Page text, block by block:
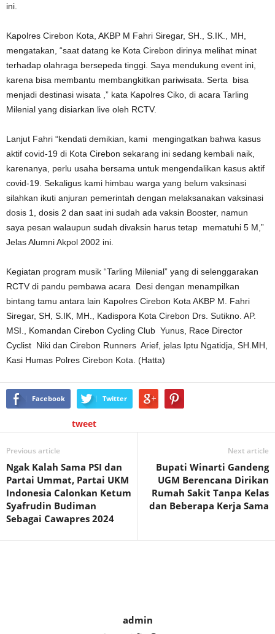
ini.
Kapolres Cirebon Kota, AKBP M Fahri Siregar, SH., S.IK., MH,
mengatakan, “saat datang ke Kota Cirebon dirinya melihat minat
terhadap olahraga bersepeda tinggi. Saya mendukung event ini,
karena bisa membantu membangkitkan pariwisata. Serta bisa
menjadi destinasi wisata ,” kata Kapolres Ciko, di acara Tarling
Milenial yang disiarkan live oleh RCTV.
Lanjut Fahri “kendati demikian, kami mengingatkan bahwa kasus
aktif covid-19 di Kota Cirebon sekarang ini sedang kembali naik,
karenanya, perlu usaha bersama untuk mengendalikan kasus aktif
covid-19. Sekaligus kami himbau warga yang belum vaksinasi
silahkan ikuti anjuran pemerintah dengan melaksanakan vaksinasi
dosis 1, dosis 2 dan saat ini sudah ada vaksin Booster, namun
saya pesan walaupun sudah divaksin harus tetap mematuhi 5 M,”
Jelas Alumni Akpol 2002 ini.
Kegiatan program musik “Tarling Milenial” yang di selenggarakan
RCTV di pandu pembawa acara Desi dengan menampilkan
bintang tamu antara lain Kapolres Cirebon Kota AKBP M. Fahri
Siregar, SH, S.IK, MH., Kadispora Kota Cirebon Drs. Sutikno. AP.
MSI., Komandan Cirebon Cycling Club Yunus, Race Director
Cyclist Niki dan Cirebon Runners Arief, jelas Iptu Ngatidja, SH.MH,
Kasi Humas Polres Cirebon Kota. (Hatta)
Facebook Twitter
tweet
Previous article
Ngak Kalah Sama PSI dan
Partai Ummat, Partai UKM
Indonesia Calonkan Ketum
Syafrudin Budiman
Sebagai Cawapres 2024
Next article
Bupati Winarti Gandeng
UGM Berencana Dirikan
Rumah Sakit Tanpa Kelas
dan Beberapa Kerja Sama
admin